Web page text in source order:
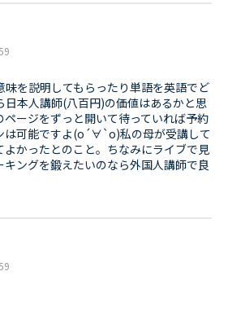
味を説明してもらったり単語を英語でど
日本人講師(八百円)の価値はあるかと思
ページをずっと開いて待っていれば予約
は可能ですよ(о´∀`о)私の母が受講して
よかったとのこと。ちなみにライブで見
キングを鍛えたいのなら外国人講師で良